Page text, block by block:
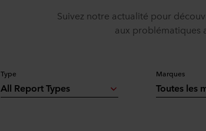
Suivez notre actualité pour
aux problématiques
Type
All Report Types
Marques
Toutes les